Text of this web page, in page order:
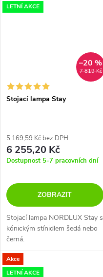
kovovou konstrukci.
LETNÍ AKCE
7 819 Kč
–20 %
Stojací lampa Stay
5 169,59 Kč bez DPH
6 255,20 Kč
Dostupnost 5-7 pracovních dní
ZOBRAZIT
Stojací lampa NORDLUX Stay s
kónickým stínidlem šedá nebo
černá.
Akce
LETNÍ AKCE